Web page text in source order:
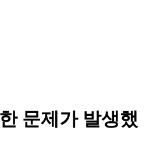
문제가 발생했